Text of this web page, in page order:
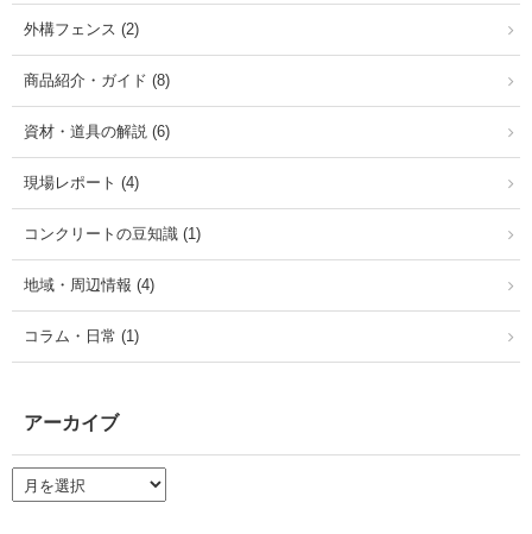
外構フェンス (2)
商品紹介・ガイド (8)
資材・道具の解説 (6)
現場レポート (4)
コンクリートの豆知識 (1)
地域・周辺情報 (4)
コラム・日常 (1)
アーカイブ
ア
ー